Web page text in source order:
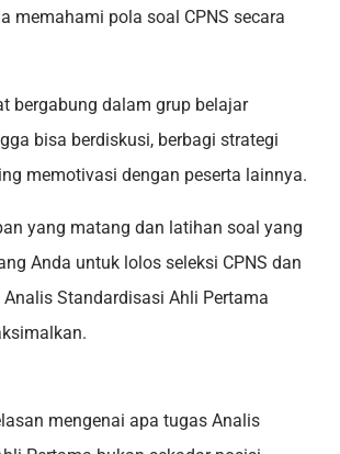
memahami pola soal CPNS secara
bergabung dalam grup belajar
bisa berdiskusi, berbagi strategi
memotivasi dengan peserta lainnya.
yang matang dan latihan soal yang
Anda untuk lolos seleksi CPNS dan
Standardisasi Ahli Pertama
mengenai apa tugas Analis